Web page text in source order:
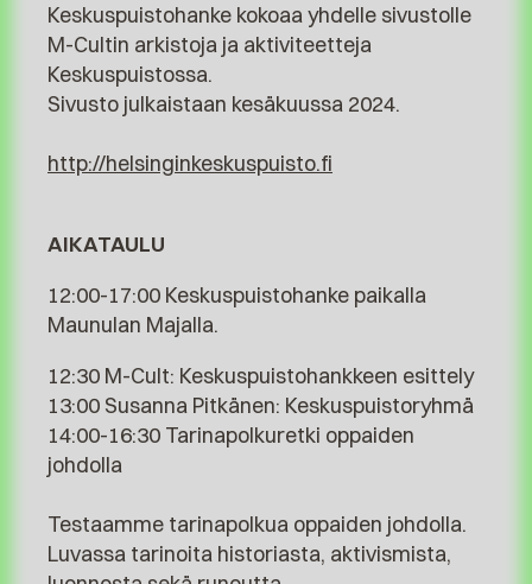
Keskuspuistohanke kokoaa yhdelle sivustolle
M-Cultin arkistoja ja aktiviteetteja
Keskuspuistossa.
Sivusto julkaistaan kesäkuussa 2024.
http://helsinginkeskuspuisto.fi
AIKATAULU
12:00-17:00 Keskuspuistohanke paikalla
Maunulan Majalla.
12:30 M-Cult: Keskuspuistohankkeen esittely
13:00 Susanna Pitkänen: Keskuspuistoryhmä
14:00-16:30 Tarinapolkuretki oppaiden
johdolla
Testaamme tarinapolkua oppaiden johdolla.
Luvassa tarinoita historiasta, aktivismista,